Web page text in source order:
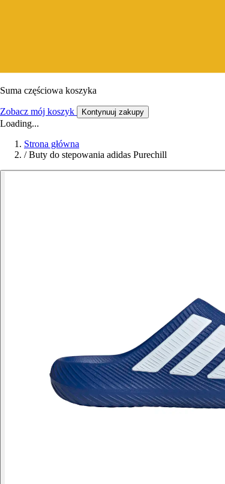
Suma częściowa koszyka
Zobacz mój koszyk Kontynuuj zakupy
Loading...
Strona główna
/ Buty do stepowania adidas Purechill